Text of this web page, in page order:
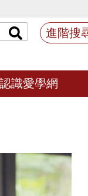
進階搜
認識愛學網